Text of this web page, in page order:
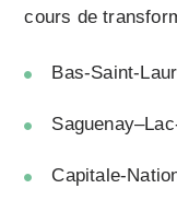
cours de
Bas-Saint-
Capitale-